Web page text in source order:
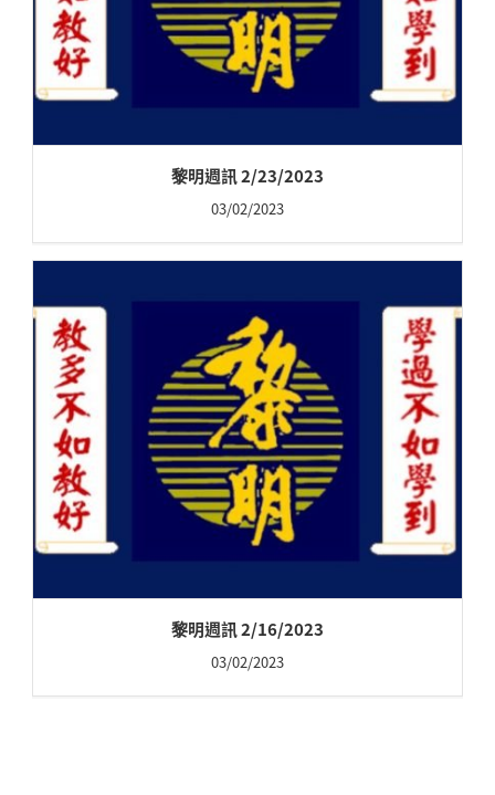
黎明週訊 2/23/2023
03/02/2023
黎明週訊 2/16/2023
03/02/2023